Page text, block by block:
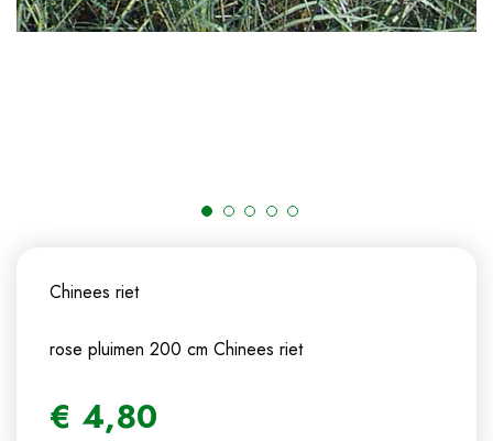
Chinees riet
rose pluimen 200 cm Chinees riet
€ 4,80